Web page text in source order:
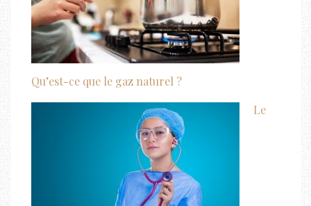
Qu’est-ce que le gaz naturel ?
Le